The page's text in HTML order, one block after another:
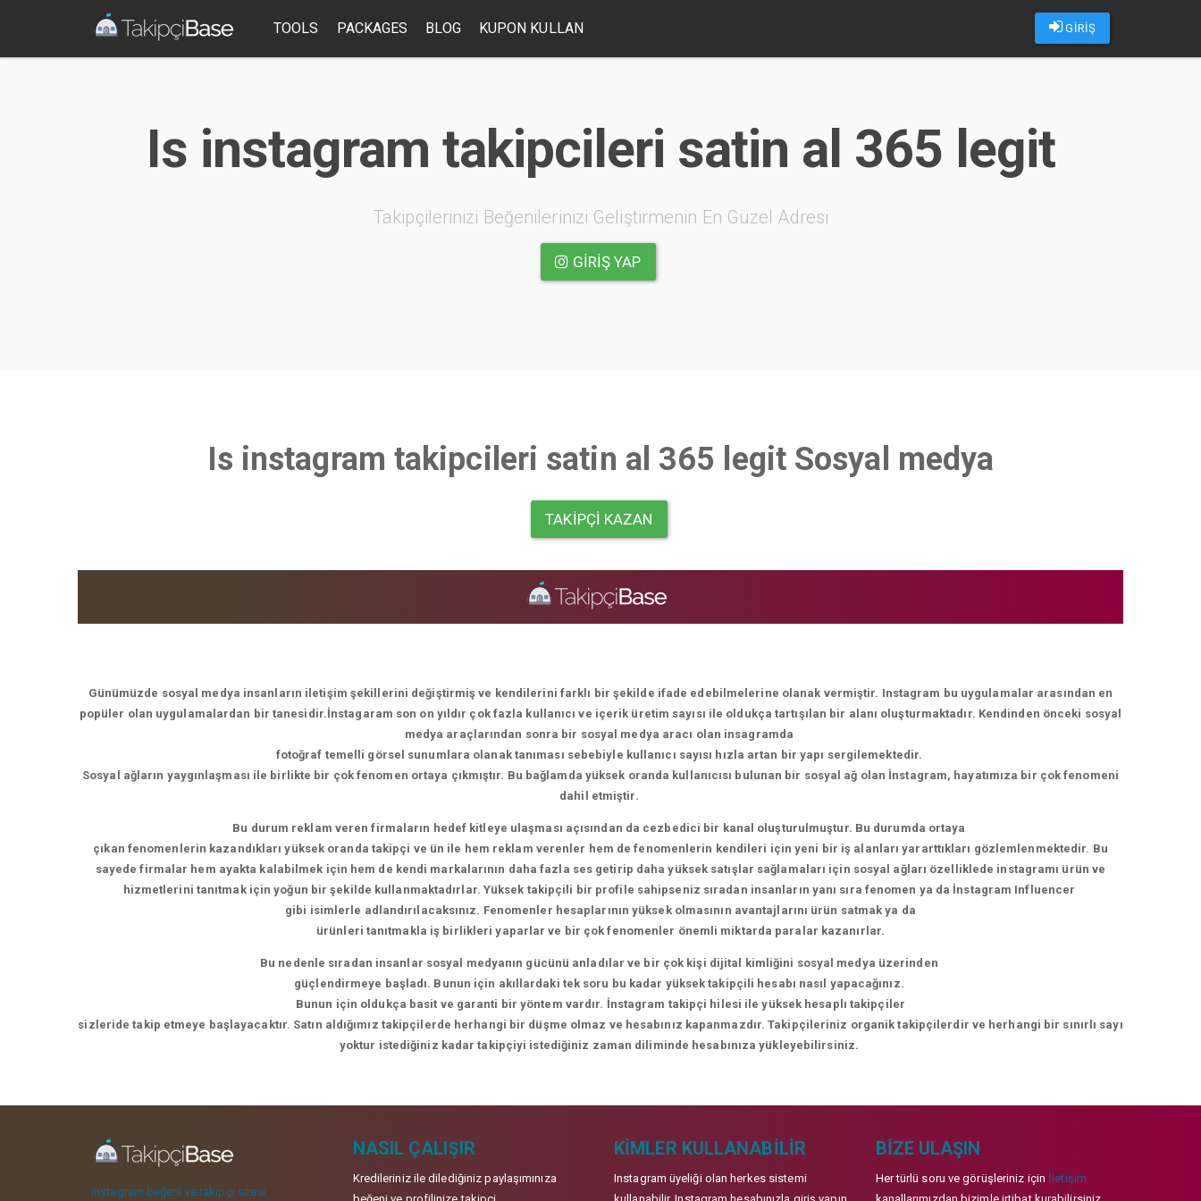
GİRİŞ
TOOLS PACKAGES BLOG KUPON KULLAN
Is instagram takipcileri satin al 365 legit
Takipçilerinizi Beğenilerinizi Geliştirmenin En Güzel Adresi
GIRIŞ YAP
Is instagram takipcileri satin al 365 legit Sosyal medya
TAKIPÇI KAZAN
Günümüzde sosyal medya insanların iletişim şekillerini değiştirmiş ve kendilerini farklı bir şekilde ifade edebilmelerine olanak vermiştir. Instagram bu uygulamalar arasından en
popüler olan uygulamalardan bir tanesidir.İnstagaram son on yıldır çok fazla kullanıcı ve içerik üretim sayısı ile oldukça tartışılan bir alanı oluşturmaktadır. Kendinden önceki sosyal
medya araçlarından sonra bir sosyal medya aracı olan insagramda
fotoğraf temelli görsel sunumlara olanak tanıması sebebiyle kullanıcı sayısı hızla artan bir yapı sergilemektedir.
Sosyal ağların yaygınlaşması ile birlikte bir çok fenomen ortaya çıkmıştır. Bu bağlamda yüksek oranda kullanıcısı bulunan bir sosyal ağ olan İnstagram, hayatımıza bir çok fenomeni
dahil etmiştir.
Bu durum reklam veren firmaların hedef kitleye ulaşması açısından da cezbedici bir kanal oluşturulmuştur. Bu durumda ortaya
çıkan fenomenlerin kazandıkları yüksek oranda takipçi ve ün ile hem reklam verenler hem de fenomenlerin kendileri için yeni bir iş alanları yararttıkları gözlemlenmektedir. Bu
sayede firmalar hem ayakta kalabilmek için hem de kendi markalarının daha fazla ses getirip daha yüksek satışlar sağlamaları için sosyal ağları özelliklede instagramı ürün ve
hizmetlerini tanıtmak için yoğun bir şekilde kullanmaktadırlar. Yüksek takipçili bir profile sahipseniz sıradan insanların yanı sıra fenomen ya da İnstagram Influencer
gibi isimlerle adlandırılacaksınız. Fenomenler hesaplarının yüksek olmasının avantajlarını ürün satmak ya da
ürünleri tanıtmakla iş birlikleri yaparlar ve bir çok fenomenler önemli miktarda paralar kazanırlar.
Bu nedenle sıradan insanlar sosyal medyanın gücünü anladılar ve bir çok kişi dijital kimliğini sosyal medya üzerinden
güçlendirmeye başladı. Bunun için akıllardaki tek soru bu kadar yüksek takipçili hesabı nasıl yapacağınız.
Bunun için oldukça basit ve garanti bir yöntem vardır. İnstagram takipçi hilesi ile yüksek hesaplı takipçiler
sizleride takip etmeye başlayacaktır. Satın aldığımız takipçilerde herhangi bir düşme olmaz ve hesabınız kapanmazdır. Takipçileriniz organik takipçilerdir ve herhangi bir sınırlı sayı
yoktur istediğiniz kadar takipçiyi istediğiniz zaman diliminde hesabınıza yükleyebilirsiniz.
instagram beğeni ve takipçi sitesi
NASIL ÇALIŞIR
Kredileriniz ile dilediğiniz paylaşımınıza
KIMLER KULLANABILIR
Instagram üyeliği olan herkes sistemi
BIZE ULAŞIN
Her türlü soru ve görüşleriniz için İletişim